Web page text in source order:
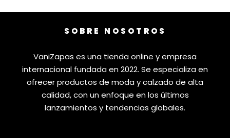
SOBRE NOSOTROS
VaniZapas es una tienda online y empresa
internacional fundada en 2022. Se especializa en
ofrecer productos de moda y calzado de alta
calidad, con un enfoque en los últimos
lanzamientos y tendencias globales.